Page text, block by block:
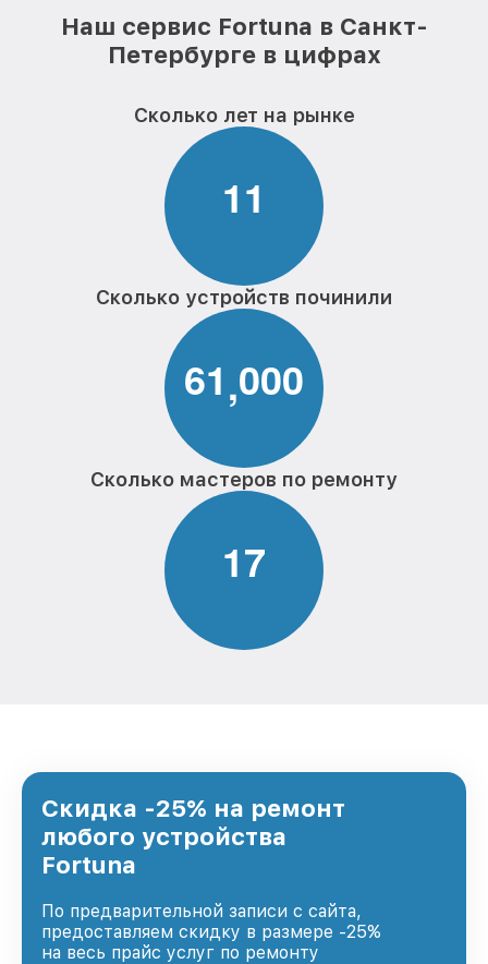
Наш сервис Fortuna в Санкт-
Петербурге в цифрах
Сколько лет на рынке
11
Сколько устройств починили
61,000
Сколько мастеров по ремонту
17
Скидка -25% на ремонт
любого устройства
Fortuna
По предварительной записи с сайта,
предоставляем скидку в размере -25%
на весь прайс услуг по ремонту